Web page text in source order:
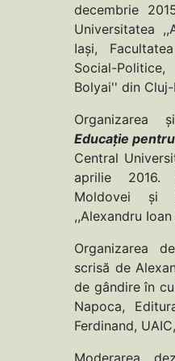
decembrie
Universitatea
Iaşi,
Social-
Bolyai'' din
Organizarea
Educaţie
Central
aprilie 2016.
Moldovei şi
,,Alexandru
Organizarea
scrisă de
de gândire în
Napoca,
Ferdinand,